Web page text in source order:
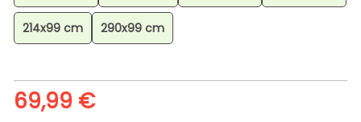
214x99 cm 290x99 cm
69,99 €